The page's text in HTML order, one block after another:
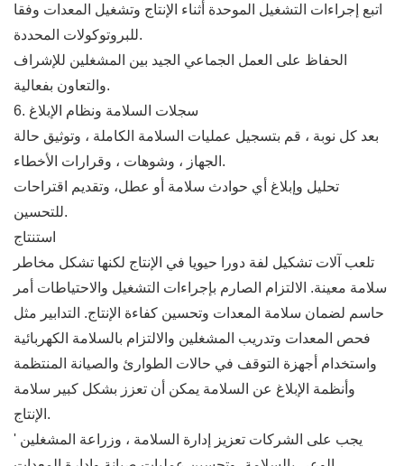
اتبع إجراءات التشغيل الموحدة أثناء الإنتاج وتشغيل المعدات وفقا
للبروتوكولات المحددة.
الحفاظ على العمل الجماعي الجيد بين المشغلين للإشراف
والتعاون بفعالية.
6. سجلات السلامة ونظام الإبلاغ
بعد كل نوبة ، قم بتسجيل عمليات السلامة الكاملة ، وتوثيق حالة
الجهاز ، وشوهات ، وقرارات الأخطاء.
تحليل وإبلاغ أي حوادث سلامة أو عطل، وتقديم اقتراحات
للتحسين.
استنتاج
تلعب آلات تشكيل لفة دورا حيويا في الإنتاج لكنها تشكل مخاطر
سلامة معينة. الالتزام الصارم بإجراءات التشغيل والاحتياطات أمر
حاسم لضمان سلامة المعدات وتحسين كفاءة الإنتاج. التدابير مثل
فحص المعدات وتدريب المشغلين والالتزام بالسلامة الكهربائية
واستخدام أجهزة التوقف في حالات الطوارئ والصيانة المنتظمة
وأنظمة الإبلاغ عن السلامة يمكن أن تعزز بشكل كبير سلامة
الإنتاج.
يجب على الشركات تعزيز إدارة السلامة ، وزراعة المشغلين '